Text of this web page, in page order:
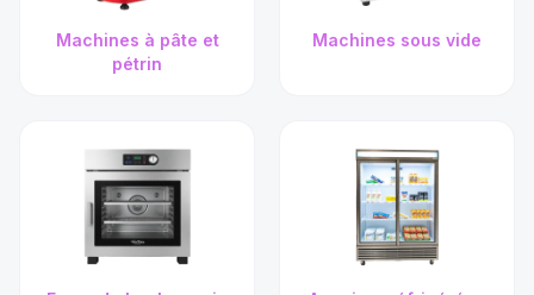
Machines à pâte et
pétrin
Machines sous vide